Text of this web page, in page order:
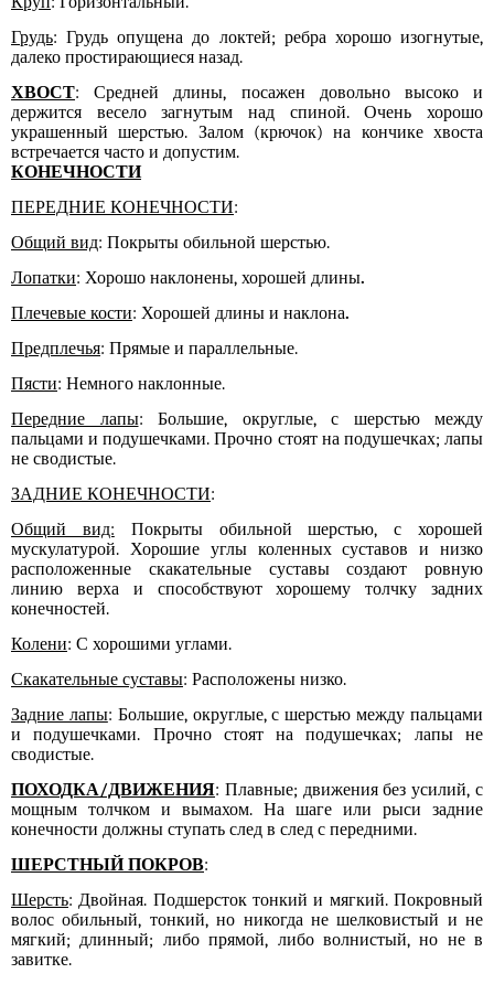
Грудь: Грудь опущена до локтей; ребра хорошо изогнутые,
далеко простирающиеся назад.
ХВОСТ: Средней длины, посажен довольно высоко и
держится весело загнутым над спиной. Очень хорошо
украшенный шерстью. Залом (крючок) на кончике хвоста
встречается часто и допустим.
КОНЕЧНОСТИ
ПЕРЕДНИЕ КОНЕЧНОСТИ:
Общий вид: Покрыты обильной шерстью.
Лопатки: Хорошо наклонены, хорошей длины.
Плечевые кости: Хорошей длины и наклона.
Предплечья: Прямые и параллельные.
Пясти: Немного наклонные.
Передние лапы: Большие, округлые, с шерстью между
пальцами и подушечками. Прочно стоят на подушечках; лапы
не сводистые.
ЗАДНИЕ КОНЕЧНОСТИ:
Общий вид:
Покрыты обильной шерстью, с хорошей
мускулатурой. Хорошие углы коленных суставов и низко
расположенные скакательные суставы создают ровную
линию верха и способствуют хорошему толчку задних
конечностей.
Колени: С хорошими углами.
Скакательные суставы: Расположены низко.
Задние лапы: Большие, округлые, с шерстью между пальцами
и подушечками. Прочно стоят на подушечках; лапы не
сводистые.
ПОХОДКА/ДВИЖЕНИЯ: Плавные; движения без усилий, с
мощным толчком и вымахом. На шаге или рыси задние
конечности должны ступать след в след с передними.
ШЕРСТНЫЙ ПОКРОВ:
Шерсть: Двойная. Подшерсток тонкий и мягкий. Покровный
волос обильный, тонкий, но никогда не шелковистый и не
мягкий; длинный; либо прямой, либо волнистый, но не в
завитке.